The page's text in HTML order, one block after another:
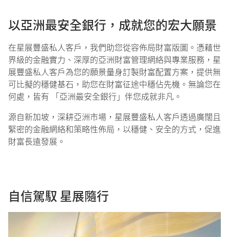
以亞洲最安全銀行，成就您的宏大願景
在星展豐盛私人客戶，我們助您從容佈局財富版圖。憑藉世
界級的金融實力、深厚的亞洲財富管理網絡與專業服務，星
展豐盛私人客戶為您的願景量身訂製財富配置方案，提供無
可比擬的穩健基石，助您在財富征途中穩佔先機。無論您在
何處，皆有 「亞洲最安全銀行」伴您成就非凡。
源自新加坡，深耕亞洲市場，星展豐盛私人客戶透過廣闊且
緊密的金融網絡和策略性佈局，以穩健、安全的方式，促進
財富長遠發展。
自信駕馭 星展隨行